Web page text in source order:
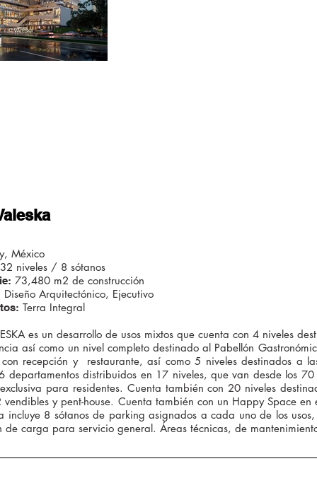
México
32 niveles / 8 sótanos
73,480 m2 de construcción
Diseño Arquitectónico, Ejecutivo
Terra Integral
es un desarrollo de usos mixtos que cuenta con 4 niveles
así como un nivel completo destinado al Pabellón
con recepción y restaurante, así como 5 niveles destinados a
departamentos distribuidos en 17 niveles, que van desde los
para residentes. Cuenta también con 20 niveles
y pent-house. Cuenta también con un Happy Space
incluye 8 sótanos de parking asignados a cada uno de los
de carga para servicio general. Áreas técnicas, de